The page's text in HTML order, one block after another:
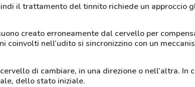
il trattamento del tinnito richiede un approccio
creato erroneamente dal cervello per
nell’udito si sincronizzino con un
di cambiare, in una direzione o nell’altra. In
dello stato iniziale.